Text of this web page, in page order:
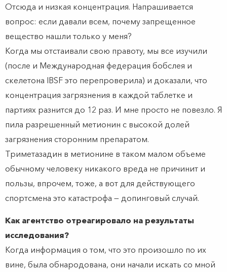
Отсюда и низкая концентрация. Напрашивается
вопрос: если давали всем, почему запрещенное
вещество нашли только у меня?
Когда мы отстаивали свою правоту, мы все изучили
(после и Международная федерация бобслея и
скелетона IBSF это перепроверила) и доказали, что
концентрация загрязнения в каждой таблетке и
партиях разнится до 12 раз. И мне просто не повезло. Я
пила разрешенный метионин с высокой долей
загрязнения сторонним препаратом.
Триметазадин в метионине в таком малом объеме
обычному человеку никакого вреда не причинит и
пользы, впрочем, тоже, а вот для действующего
спортсмена это катастрофа — допинговый случай.
Как агентство отреагировало на результаты
исследования?
Когда информация о том, что это произошло по их
вине, была обнародована, они начали искать со мной